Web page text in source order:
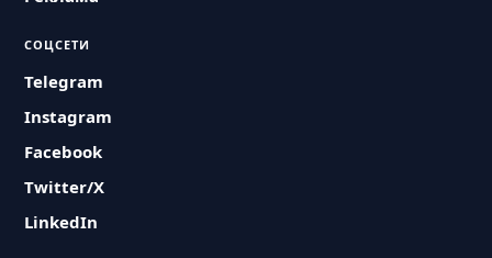
СОЦСЕТИ
Telegram
Instagram
Facebook
Twitter/X
LinkedIn